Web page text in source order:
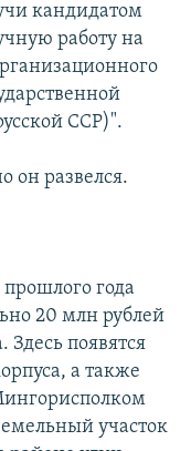
кандидатом
работу на
ССР)".
он развелся.
года
20 млн рублей
Здесь появятся
а также
участок